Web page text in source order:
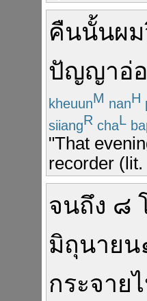
คืนนั้นผม
ปัญญาอ่
kheuunM nanH
siiangR chaL
"That
recorder
จนถึง ๘
มิถุนายน
กระจาย